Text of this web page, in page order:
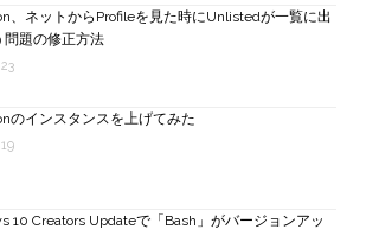
、ネットからProfileを見た時にUnlistedが一覧に出
問題の修正方法
のインスタンスを上げてみた
10 Creators Updateで「Bash」がバージョンアッ